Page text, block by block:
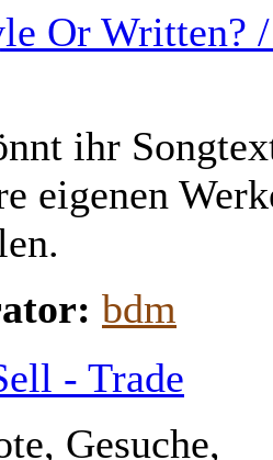
Or Written?
ihr
eigenen
bdm
- Trade
Gesuche,